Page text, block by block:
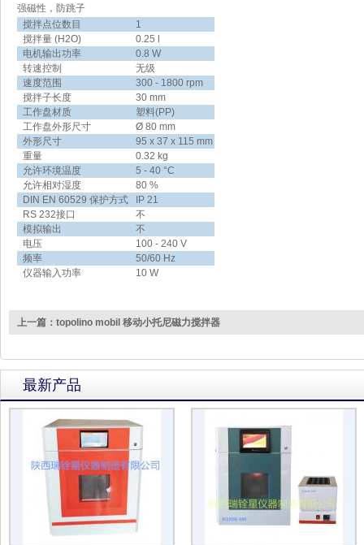
强磁性，防跳子
搅拌点位数目
1
搅拌量 (H2O)
0.25 l
电机输出功率
0.8 W
转速控制
无级
速度范围
300 - 1800 rpm
搅拌子长度
30 mm
工作盘材质
塑料(PP)
工作盘外形尺寸
Ø 80 mm
外形尺寸
95 x 37 x 115 mm
重量
0.32 kg
允许环境温度
5 - 40 °C
允许相对湿度
80 %
DIN EN 60529 保护方式
IP 21
RS 232接口
不
模拟输出
不
电压
100 - 240 V
频率
50/60 Hz
仪器输入功率
10 W
上一篇：topolino mobil 移动小托尼磁力搅拌器
最新产品